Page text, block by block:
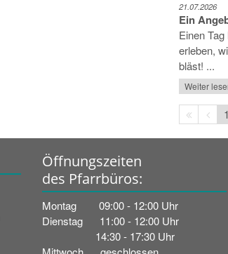
21.07.2026
Ein
Einen
erleben,
bläst! ...
Weiter
Erste
SeiteSeite
1
Öffnungszeiten
des Pfarrbüros:
Montag 09:00 - 12:00 Uhr
Dienstag 11:00 - 12:00 Uhr
14:30 - 17:30 Uhr